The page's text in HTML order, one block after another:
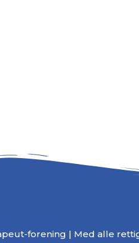
forening | Med alle